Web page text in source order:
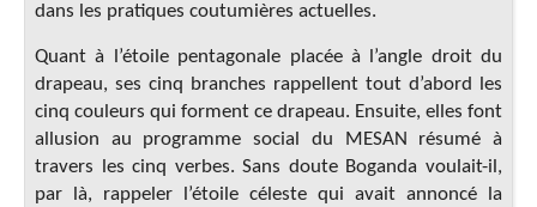
dans les pratiques coutumières actuelles.
Quant à l’étoile pentagonale placée à l’angle droit du
drapeau, ses cinq branches rappellent tout d’abord les
cinq couleurs qui forment ce drapeau. Ensuite, elles font
allusion au programme social du MESAN résumé à
travers les cinq verbes. Sans doute Boganda voulait-il,
par là, rappeler l’étoile céleste qui avait annoncé la